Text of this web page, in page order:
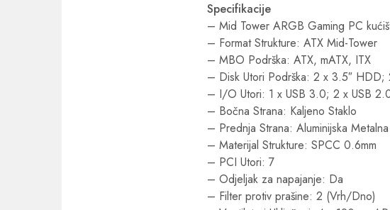
Specifikacije
– Mid Tower ARGB Gaming PC
– Format Strukture: ATX Mid-Tower
– MBO Podrška: ATX, mATX, ITX
– Disk Utori Podrška: 2 x 3.5″ HDD;
– I/O Utori: 1 x USB 3.0; 2 x USB
– Bočna Strana: Kaljeno Staklo
– Prednja Strana: Aluminijska
– Materijal Strukture: SPCC 0.6mm
– PCI Utori: 7
– Odjeljak za napajanje: Da
– Filter protiv prašine: 2 (Vrh/Dno)